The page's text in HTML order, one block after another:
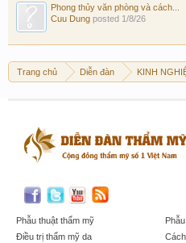
Phong thủy văn phòng và cách...
Cuu Dung posted 1/8/26
Trang chủ Diễn đàn KINH
Phẫu thuật thẩm mỹ
Điều trị thẩm mỹ da